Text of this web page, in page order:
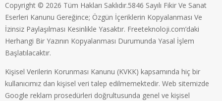
Copyright © 2026 Tüm Hakları Saklıdır.5846 Sayılı Fikir Ve Sanat
Eserleri Kanunu Gereğince; Özgün İçeriklerin Kopyalanması Ve
İzinsiz Paylaşılması Kesinlikle Yasaktır. Freeteknoloji.com’daki
Herhangi Bir Yazının Kopyalanması Durumunda Yasal İşlem
Başlatılacaktır.
Kişisel Verilerin Korunması Kanunu (KVKK) kapsamında hiç bir
kullanıcımız dan kişisel veri talep edilmemektedir. Web sitemizde
Google reklam prosedürleri doğrultusunda genel ve kişisel